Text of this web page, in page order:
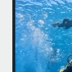
海が穏やかな日がず
昔よく潜りに来て下
で一緒にダイビング
毎日色々な
渡嘉敷島の方も夏に